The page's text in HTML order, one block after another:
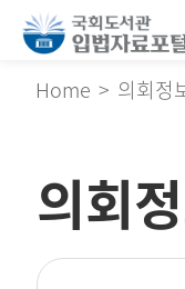
Home 의회정
의회